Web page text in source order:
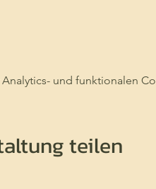
und funktionalen
teilen